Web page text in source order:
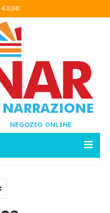
€0,00
NEGOZIO ONLINE